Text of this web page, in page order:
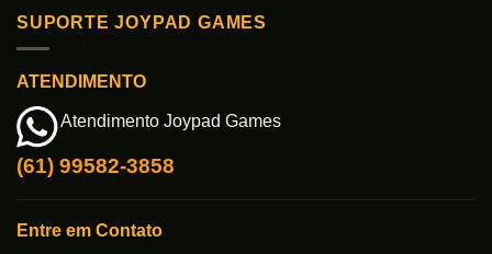
SUPORTE JOYPAD GAMES
ATENDIMENTO
Atendimento Joypad Games
(61) 99582-3858
Entre em Contato